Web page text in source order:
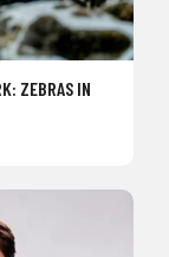
ZEBRAS IN